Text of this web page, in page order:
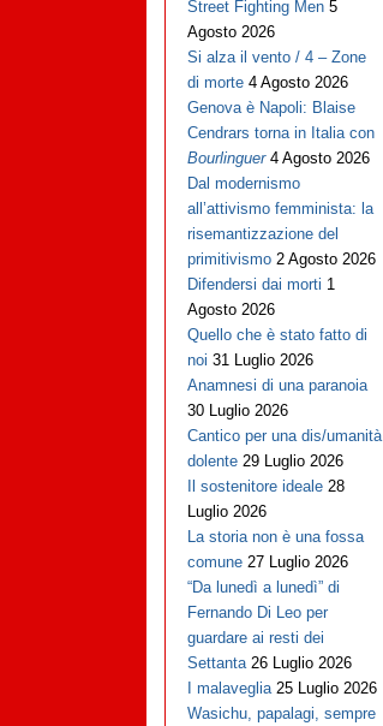
Street Fighting Men 5
Agosto 2026
Si alza il vento / 4 – Zone
di morte 4 Agosto 2026
Genova è Napoli: Blaise
Cendrars torna in Italia con
Bourlinguer 4 Agosto 2026
Dal modernismo
all’attivismo femminista: la
risemantizzazione del
primitivismo 2 Agosto 2026
Difendersi dai morti 1
Agosto 2026
Quello che è stato fatto di
noi 31 Luglio 2026
Anamnesi di una paranoia
30 Luglio 2026
Cantico per una dis/umanità
dolente 29 Luglio 2026
Il sostenitore ideale 28
Luglio 2026
La storia non è una fossa
comune 27 Luglio 2026
“Da lunedì a lunedì” di
Fernando Di Leo per
guardare ai resti dei
Settanta 26 Luglio 2026
I malaveglia 25 Luglio 2026
Wasichu, papalagi, sempre